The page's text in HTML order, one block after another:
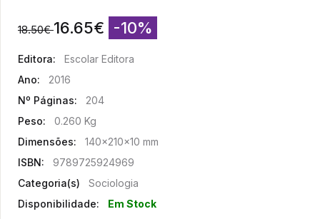
18.50€ 16.65€ -10%
Editora:
Escolar Editora
Ano:
2016
Nº Páginas:
204
Peso:
0.260 Kg
Dimensões:
140x210x10 mm
ISBN:
9789725924969
Categoria(s)
Sociologia
Disponibilidade:
Em Stock